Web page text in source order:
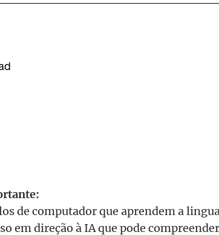
de computador que aprendem a
em direção à IA que pode